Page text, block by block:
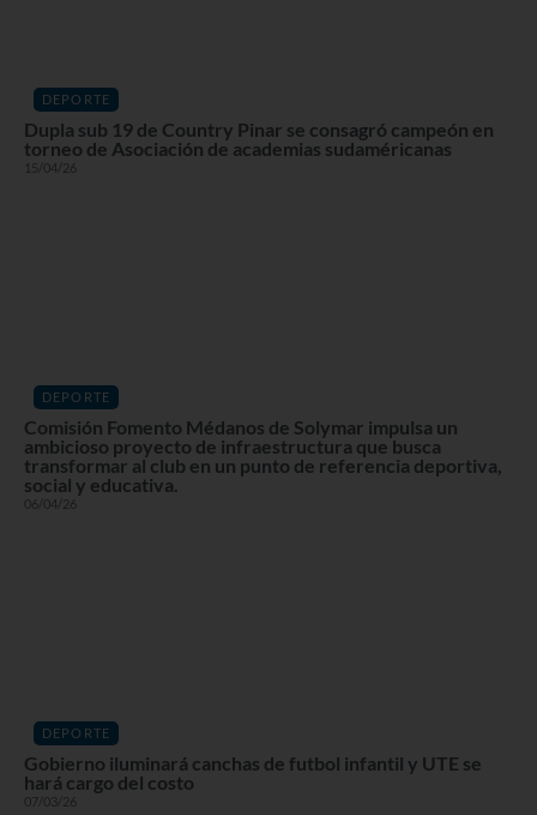
DEPORTE
Dupla sub 19 de Country Pinar se consagró campeón en
torneo de Asociación de academias sudaméricanas
15/04/26
DEPORTE
Comisión Fomento Médanos de Solymar impulsa un
ambicioso proyecto de infraestructura que busca
transformar al club en un punto de referencia deportiva,
social y educativa.
06/04/26
DEPORTE
Gobierno iluminará canchas de futbol infantil y UTE se
hará cargo del costo
07/03/26